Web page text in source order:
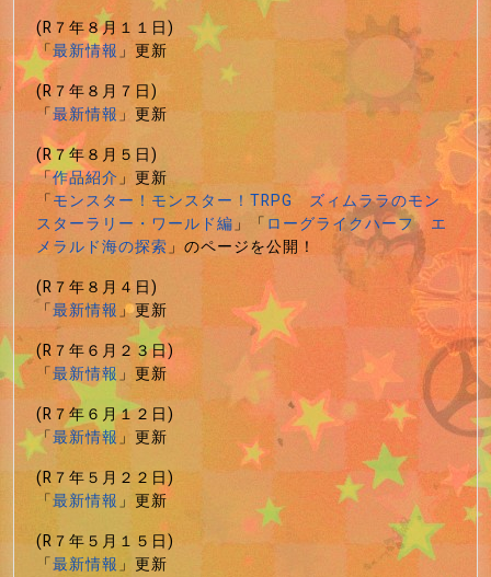
(R７年８月１１日)
「最新情報」更新
(R７年８月７日)
「最新情報」更新
(R７年８月５日)
「作品紹介」更新
「モンスター！モンスター！TRPG ズィムララのモン
スターラリー・ワールド編」「ローグライクハーフ エ
メラルド海の探索」のページを公開！
(R７年８月４日)
「最新情報」更新
(R７年６月２３日)
「最新情報」更新
(R７年６月１２日)
「最新情報」更新
(R７年５月２２日)
「最新情報」更新
(R７年５月１５日)
「最新情報」更新